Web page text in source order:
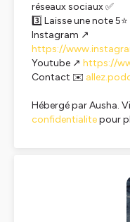
réseaux sociaux ✅
3️⃣ Laisse une note
Instagram ↗️
https://
Youtube ↗️ https://
Contact ✉️
Hébergé par Ausha.
confidentialitepour